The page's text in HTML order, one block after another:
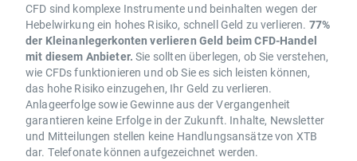
CFD sind komplexe Instrumente und beinhalten wegen der
Hebelwirkung ein hohes Risiko, schnell Geld zu verlieren. 77%
der Kleinanlegerkonten verlieren Geld beim CFD-Handel
mit diesem Anbieter. Sie sollten überlegen, ob Sie verstehen,
wie CFDs funktionieren und ob Sie es sich leisten können,
das hohe Risiko einzugehen, Ihr Geld zu verlieren.
Anlageerfolge sowie Gewinne aus der Vergangenheit
garantieren keine Erfolge in der Zukunft. Inhalte, Newsletter
und Mitteilungen stellen keine Handlungsansätze von XTB
dar. Telefonate können aufgezeichnet werden.